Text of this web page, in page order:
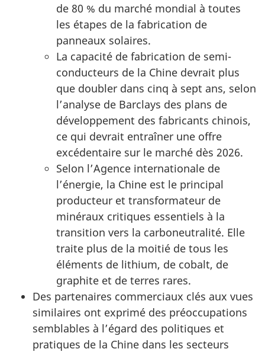
de 80 % du marché mondial à toutes
les étapes de la fabrication de
panneaux solaires.
La capacité de fabrication de semi-
conducteurs de la Chine devrait plus
que doubler dans cinq à sept ans, selon
l’analyse de Barclays des plans de
développement des fabricants chinois,
ce qui devrait entraîner une offre
excédentaire sur le marché dès 2026.
Selon l’Agence internationale de
l’énergie, la Chine est le principal
producteur et transformateur de
minéraux critiques essentiels à la
transition vers la carboneutralité. Elle
traite plus de la moitié de tous les
éléments de lithium, de cobalt, de
graphite et de terres rares.
Des partenaires commerciaux clés aux vues
similaires ont exprimé des préoccupations
semblables à l’égard des politiques et
pratiques de la Chine dans les secteurs